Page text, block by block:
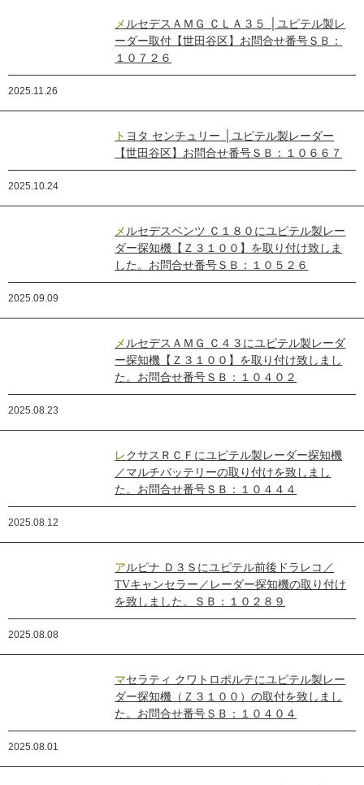
メルセデスＡＭＧ ＣＬＡ３５ │ユピテル製レ
ーダー取付【世田谷区】お問合せ番号ＳＢ：
１０７２６
2025.11.26
トヨタ センチュリー │ユピテル製レーダー
【世田谷区】お問合せ番号ＳＢ：１０６６７
2025.10.24
メルセデスベンツ Ｃ１８０にユピテル製レー
ダー探知機【Ｚ３１００】を取り付け致しま
した。お問合せ番号ＳＢ：１０５２６
2025.09.09
メルセデスＡＭＧ Ｃ４３にユピテル製レーダ
ー探知機【Ｚ３１００】を取り付け致しまし
た。お問合せ番号ＳＢ：１０４０２
2025.08.23
レクサスＲＣＦにユピテル製レーダー探知機
／マルチバッテリーの取り付けを致しまし
た。お問合せ番号ＳＢ：１０４４４
2025.08.12
アルピナ Ｄ３Ｓにユピテル前後ドラレコ／
TVキャンセラー／レーダー探知機の取り付け
を致しました。ＳＢ：１０２８９
2025.08.08
マセラティ クワトロポルテにユピテル製レー
ダー探知機（Ｚ３１００）の取付を致しまし
た。お問合せ番号ＳＢ：１０４０４
2025.08.01